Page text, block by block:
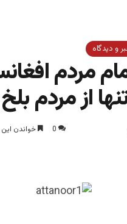
و دیدگاه
مردم
از مردم بلخ
0 خواندن این مطلب 9